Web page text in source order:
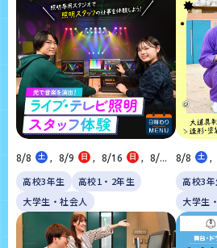
8/8 土 , 8/9 日 , 8/16 日 , 8/...
高校3年生
高校1・2年生
大学生・社会人
8/8 土 ,
高校3
大学生